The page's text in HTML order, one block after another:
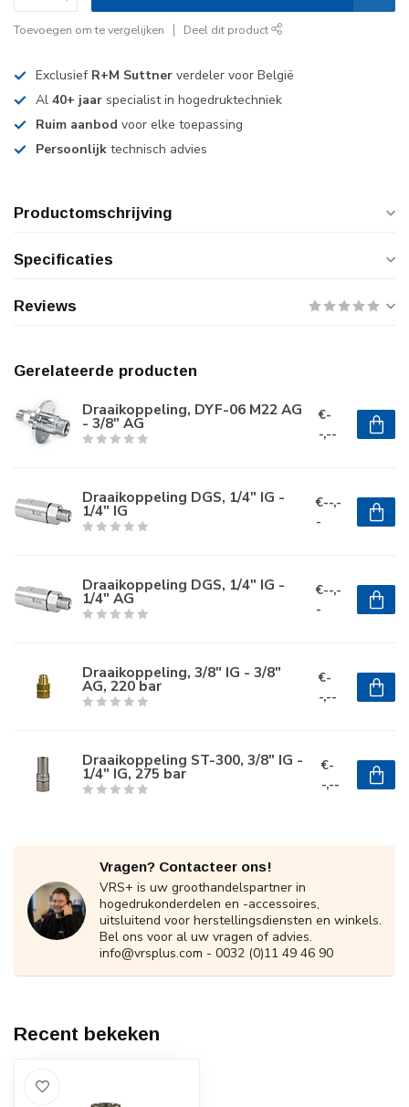
Toevoegen om te vergelijken Deel dit product
Exclusief R+M Suttner verdeler voor België
Al 40+ jaar specialist in hogedruktechniek
Ruim aanbod voor elke toepassing
Persoonlijk technisch advies
Productomschrijving
Specificaties
Reviews
Gerelateerde producten
Draaikoppeling, DYF-06 M22 AG
- 3/8" AG
€-
-,--
Draaikoppeling DGS, 1/4" IG -
1/4" IG
€--,-
-
Draaikoppeling DGS, 1/4" IG -
1/4" AG
€--,-
-
Draaikoppeling, 3/8" IG - 3/8"
AG, 220 bar
€-
-,--
Draaikoppeling ST-300, 3/8" IG -
1/4" IG, 275 bar
€-
-,--
Vragen? Contacteer ons!
VRS+ is uw groothandelspartner in
hogedrukonderdelen en -accessoires,
uitsluitend voor herstellingsdiensten en winkels.
Bel ons voor al uw vragen of advies.
info@vrsplus.com - 0032 (0)11 49 46 90
Recent bekeken